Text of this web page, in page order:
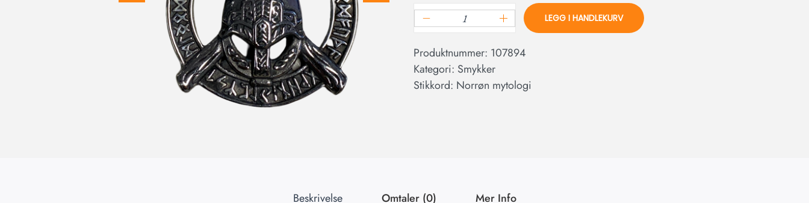
LEGG I HANDLEKURV
Produktnummer: 107894
Kategori: Smykker
Stikkord: Norrøn mytologi
Beskrivelse Omtaler (0)
Mer Info